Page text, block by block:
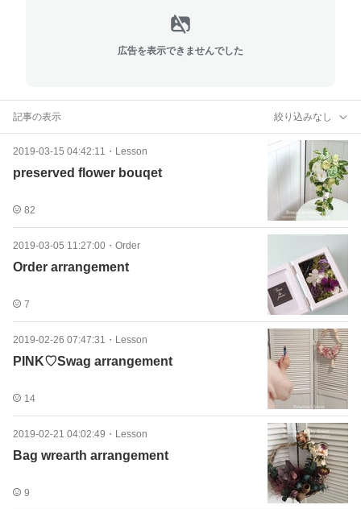
広告を表示できませんでした
記事の表示 絞り込みなし
2019-03-15 04:42:11 ・ Lesson
preserved flower bouqet
82
2019-03-05 11:27:00 ・ Order
Order arrangement
7
2019-02-26 07:47:31 ・ Lesson
PINK♡Swag arrangement
14
2019-02-21 04:02:49 ・ Lesson
Bag wrearth arrangement
9